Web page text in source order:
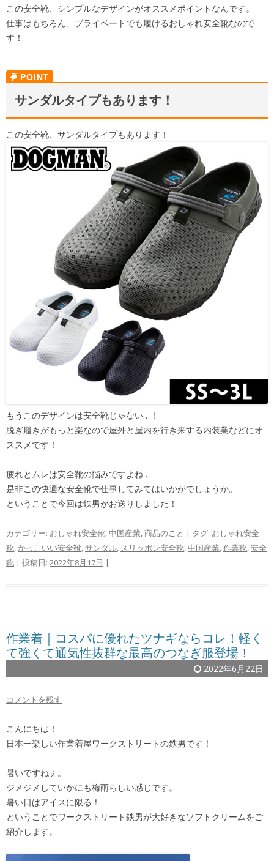
この安全靴、シンプルなデザインがオススメポイントなんです。
仕事はもちろん、プライベートでも履けるおしゃれ安全靴なので
す！
サンダルタイプもあります！
この安全靴、サンダルタイプもあります！
もうこのデザインは安全靴じゃない…！
脱ぎ履きがもっと楽なので屋外と屋内を行き来する内装業などにオ
ススメです！
疲れとムレは安全靴の悩みですよね…
是非この快適な安全靴で仕事してみてはいかがでしょうか。
ということで今回は鉄男がお送りしました！
カテゴリー: おしゃれ安全靴,中国産業,商品のこと | タグ: おしゃれ安全
靴,かっこいい安全靴,サンダル, スリッポン安全靴,中国産業,作業靴,安全
靴 | 投稿日: 2022年8月17日 |
作業着｜コスパに優れたツナギならコレ！軽く
て強くて通気性抜群な最高のつなぎ服登場！
2022年6月22日
コメントを残す
こんにちは！
日本一楽しい作業着屋ワークストリートの鉄男です！
暑いですねぇ。
ジメジメしていかにも梅雨らしい感じです。
暑い日はアイスに限る！
ということでワークストリート鉄男が大好きなソフトクリームをご
紹介します。